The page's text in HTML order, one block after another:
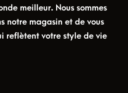
meilleur. Nous sommes
notre magasin et de vous
reflètent votre style de vie